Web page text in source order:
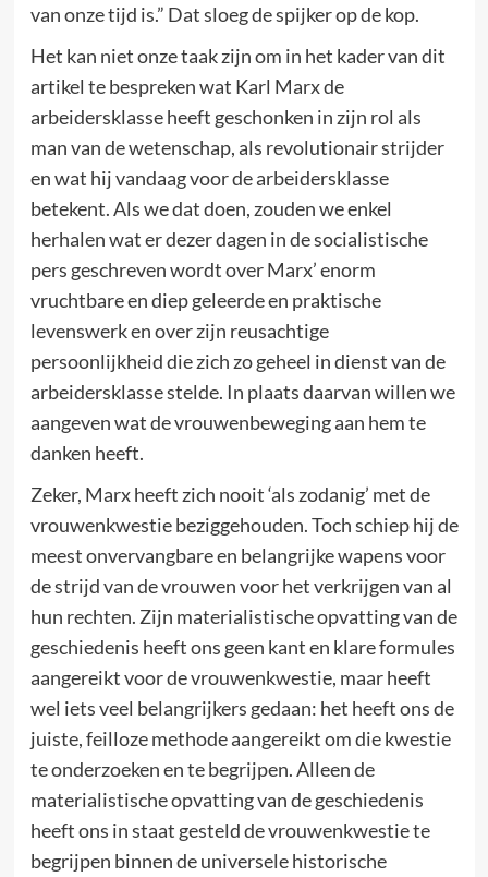
van onze tijd is.” Dat sloeg de spijker op de kop.
Het kan niet onze taak zijn om in het kader van dit
artikel te bespreken wat Karl Marx de
arbeidersklasse heeft geschonken in zijn rol als
man van de wetenschap, als revolutionair strijder
en wat hij vandaag voor de arbeidersklasse
betekent. Als we dat doen, zouden we enkel
herhalen wat er dezer dagen in de socialistische
pers geschreven wordt over Marx’ enorm
vruchtbare en diep geleerde en praktische
levenswerk en over zijn reusachtige
persoonlijkheid die zich zo geheel in dienst van de
arbeidersklasse stelde. In plaats daarvan willen we
aangeven wat de vrouwenbeweging aan hem te
danken heeft.
Zeker, Marx heeft zich nooit ‘als zodanig’ met de
vrouwenkwestie beziggehouden. Toch schiep hij de
meest onvervangbare en belangrijke wapens voor
de strijd van de vrouwen voor het verkrijgen van al
hun rechten. Zijn materialistische opvatting van de
geschiedenis heeft ons geen kant en klare formules
aangereikt voor de vrouwenkwestie, maar heeft
wel iets veel belangrijkers gedaan: het heeft ons de
juiste, feilloze methode aangereikt om die kwestie
te onderzoeken en te begrijpen. Alleen de
materialistische opvatting van de geschiedenis
heeft ons in staat gesteld de vrouwenkwestie te
begrijpen binnen de universele historische